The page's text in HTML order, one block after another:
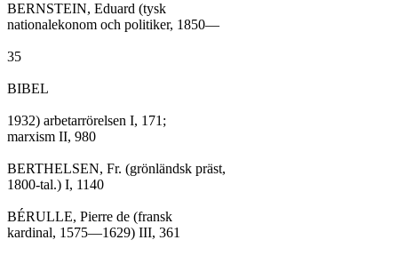
BERNSTEIN, Eduard (tysk
nationalekonom och politiker, 1850—
35
BIBEL
1932) arbetarrörelsen I, 171;
marxism II, 980
BERTHELSEN, Fr. (grönländsk präst,
1800-tal.) I, 1140
BÉRULLE, Pierre de (fransk
kardinal, 1575—1629) III, 361